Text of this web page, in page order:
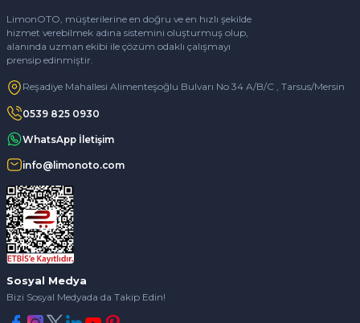
LimonOTO, müşterilerine en doğru ve en hızlı şekilde
hizmet verebilmek adına sistemini oluşturmuş olup,
alanında uzman ekibi ile çözüm odaklı çalışmayı
prensip edinmiştir.
Reşadiye Mahallesi Alimenteşoğlu Bulvarı No 34 A/B/C , Tarsus/Mersin
0539 825 0930
WhatsApp İletişim
info@limonoto.com
Sosyal Medya
Bizi Sosyal Medyada da Takip Edin!